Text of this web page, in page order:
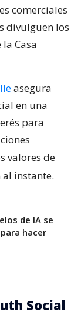
comerciales
divulguen los
Casa
asegura
en una
para
valores de
al instante.
de IA se
hacer
Social